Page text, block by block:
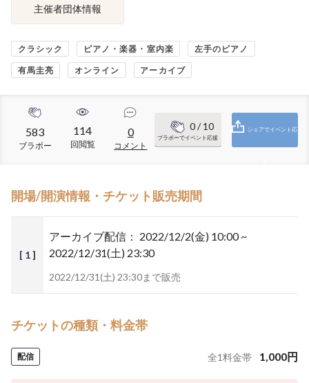
主催者団体情報
クラシック ピアノ・楽器・室内楽 左手のピアノ
有馬圭亮 オンライン アーカイブ
583
ブラボー
114
回閲覧
0
コメント
0/ 10
ブラボーでイベント応援
シェアでイベント応
開場/開演情報・チケット販売期間
[ 1 ]
アーカイブ配信： 2022/12/2(金) 10:00 ~
2022/12/31(土) 23:30
2022/12/31(土) 23:30まで販売
チケットの種類・料金帯
配信 全1料金帯 1,000円